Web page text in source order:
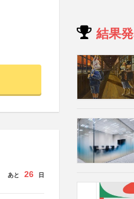
あと 26 日
結果